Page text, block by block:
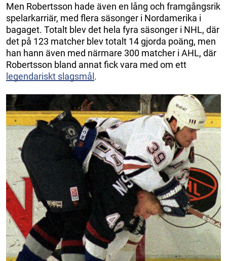
Men Robertsson hade även en lång och framgångsrik
spelarkarriär, med flera säsonger i Nordamerika i
bagaget. Totalt blev det hela fyra säsonger i NHL, där
det på 123 matcher blev totalt 14 gjorda poäng, men
han hann även med närmare 300 matcher i AHL, där
Robertsson bland annat fick vara med om ett
legendariskt slagsmål .